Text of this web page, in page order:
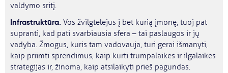
valdymo sritį.
Infrastruktūra. Vos žvilgtelėjus į bet kurią įmonę, tuoj pat
supranti, kad pati svarbiausia sfera – tai paslaugos ir jų
vadyba. Žmogus, kuris tam vadovauja, turi gerai išmanyti,
kaip priimti sprendimus, kaip kurti trumpalaikes ir ilgalaikes
strategijas ir, žinoma, kaip atsilaikyti prieš pagundas.